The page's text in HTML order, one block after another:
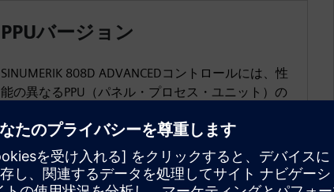
PPUバージョン
SINUMERIK 808D ADVANCEDコントロールには、性
能の異なるPPU（パネル・プロセス・ユニット）の
す。